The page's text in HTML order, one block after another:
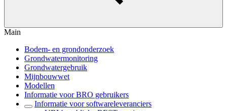
Main
Bodem- en grondonderzoek
Grondwatermonitoring
Grondwatergebruik
Mijnbouwwet
Modellen
Informatie voor BRO gebruikers
Informatie voor softwareleveranciers